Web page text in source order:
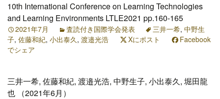
10th International Conference on Learning Technologies
and Learning Environments LTLE2021 pp.160-165
2021年7月 査読付き国際学会発表 三井一希, 中野生
子, 佐藤和紀, 小出泰久, 渡邉光浩 Xにポスト
Facebook
でシェア
三井一希, 佐藤和紀, 渡邉光浩, 中野生子, 小出泰久, 堀田龍
也 （2021年6月）